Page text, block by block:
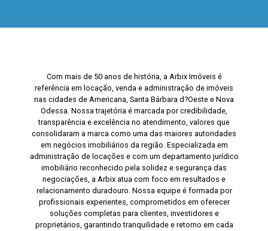
Com mais de 50 anos de história, a Arbix Imóveis é
referência em locação, venda e administração de imóveis
nas cidades de Americana, Santa Bárbara d?Oeste e Nova
Odessa. Nossa trajetória é marcada por credibilidade,
transparência e excelência no atendimento, valores que
consolidaram a marca como uma das maiores autoridades
em negócios imobiliários da região. Especializada em
administração de locações e com um departamento jurídico
imobiliário reconhecido pela solidez e segurança das
negociações, a Arbix atua com foco em resultados e
relacionamento duradouro. Nossa equipe é formada por
profissionais experientes, comprometidos em oferecer
soluções completas para clientes, investidores e
proprietários, garantindo tranquilidade e retorno em cada